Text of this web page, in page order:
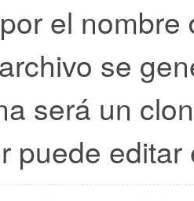
el
se
será un
puede